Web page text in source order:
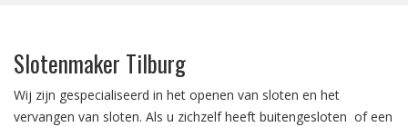
Slotenmaker Tilburg
Wij zijn gespecialiseerd in het openen van sloten en het
vervangen van sloten. Als u zichzelf heeft buitengesloten of een